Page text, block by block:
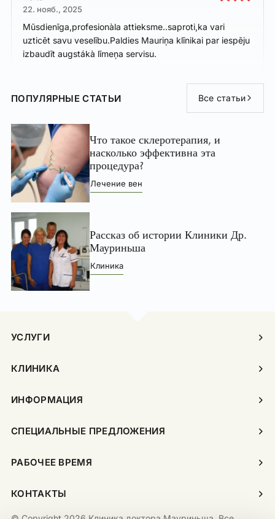
22. нояб., 2025
Mūsdienīga,profesionàla attieksme..saproti,ka vari
uzticēt savu veselību.Paldies Mauriņa klīnikai par iespēju
izbaudīt augstákà līmeņa servisu.
ПОПУЛЯРНЫЕ СТАТЬИ Все статьи
Что такое склеротерапия, и
насколько эффективна эта
процедура?
Лечение вен
Рассказ об истории Клиники Др.
Мауриньша
Клиника
УСЛУГИ
КЛИНИКА
ИНФОРМАЦИЯ
СПЕЦИАЛЬНЫЕ ПРЕДЛОЖЕНИЯ
РАБОЧЕЕ ВРЕМЯ
КОНТАКТЫ